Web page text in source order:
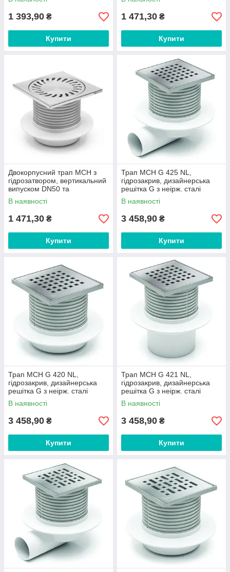
випуск DN110
1 393,90 ₴
Купити
решіткою 150х150 мм
1 471,30 ₴
Купити
Двокорпусний трап МСН з
гідрозатвором, вертикальний
випуском DN50 та
нержавіючою решіткою
150х150 мм
В наявності
1 471,30 ₴
Купити
Трап MCH G 425 NL,
гідрозакрив, дизайнерська
решітка G з неірж. сталі
122х122х5 мм,
горизонтальний випуск DN50
В наявності
3 458,90 ₴
Купити
Трап MCH G 420 NL,
гідрозакрив, дизайнерська
решітка G з неірж. сталі
122х122х5 мм, вертикальний
випуск DN50
В наявності
3 458,90 ₴
Купити
Трап MCH G 421 NL,
гідрозакрив, дизайнерська
решітка G з неірж. сталі
122х122х5 мм, вертикальний
випуск DN110
В наявності
3 458,90 ₴
Купити